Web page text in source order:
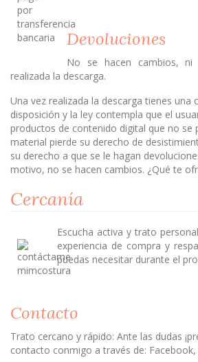
Devoluciones
No se hacen cambios, ni
realizada la descarga.
Una vez realizada la descarga tienes una
disposición y la ley contempla que el
productos de contenido digital que no se
material pierde su derecho de
su derecho a que se le hagan
motivo, no se hacen cambios. ¿Qué te
Cercanía
Escucha activa y trato
experiencia de compra y
puedas necesitar durante el
Contacto
Trato cercano y rápido: Ante las dudas
contacto conmigo a través de: